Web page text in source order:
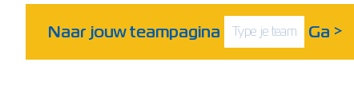
Naar jouw teampagina Ga >